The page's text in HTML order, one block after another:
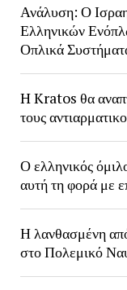
Ανάλυση: Ο
Ελληνικών
Οπλικά
H Kratos θα
τους
Ο ελληνικός
αυτή τη φορά με
Η λανθασμένη
στο Πολεμικό